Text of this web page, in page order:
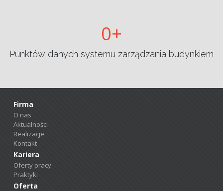
0
Punktów danych systemu zarządzania budynkiem
Firma
O nas
Aktualności
Realizacje
Kontakt
Kariera
Oferty pracy
Praktyki
Oferta